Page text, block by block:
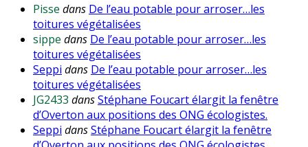
Pisse dans De l’eau potable pour arroser…les
toitures végétalisées
sippe dans De l’eau potable pour arroser…les
toitures végétalisées
Seppi dans De l’eau potable pour arroser…les
toitures végétalisées
JG2433 dansStéphane Foucart élargit la fenêtre
d’Overton aux positions des ONG écologistes.
Seppi dansStéphane Foucart élargit la fenêtre